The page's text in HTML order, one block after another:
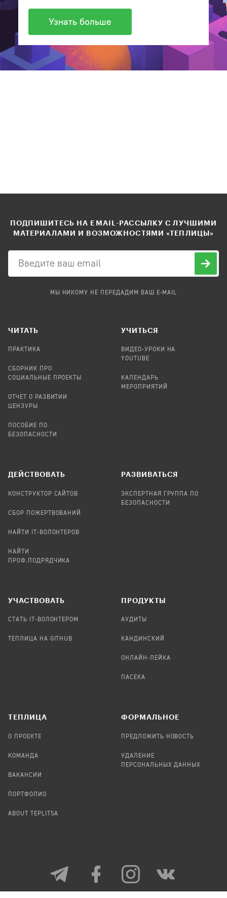
Узнать больше
ПОДПИШИТЕСЬ НА EMAIL-РАССЫЛКУ С ЛУЧШИМИ
МАТЕРИАЛАМИ И ВОЗМОЖНОСТЯМИ «ТЕПЛИЦЫ»
МЫ НИКОМУ НЕ ПЕРЕДАДИМ ВАШ E-MAIL
ЧИТАТЬ
ПРАКТИКА
СБОРНИК ПРО
СОЦИАЛЬНЫЕ ПРОЕКТЫ
ОТЧЕТ О РАЗВИТИИ
ЦЕНЗУРЫ
ПОСОБИЕ ПО
БЕЗОПАСНОСТИ
УЧИТЬСЯ
ВИДЕО-УРОКИ НА
YOUTUBE
КАЛЕНДАРЬ
МЕРОПРИЯТИЙ
ДЕЙСТВОВАТЬ
КОНСТРУКТОР САЙТОВ
СБОР ПОЖЕРТВОВАНИЙ
НАЙТИ IT-ВОЛОНТЕРОВ
НАЙТИ
ПРОФ.ПОДРЯДЧИКА
РАЗВИВАТЬСЯ
ЭКСПЕРТНАЯ ГРУППА ПО
БЕЗОПАСНОСТИ
УЧАСТВОВАТЬ
СТАТЬ IT-ВОЛОНТЕРОМ
ТЕПЛИЦА НА GITHUB
ПРОДУКТЫ
АУДИТЫ
КАНДИНСКИЙ
ОНЛАЙН-ЛЕЙКА
ПАСЕКА
TЕПЛИЦА
О ПРОЕКТЕ
КОМАНДА
ВАКАНСИИ
ПОРТФОЛИО
ABOUT TEPLITSA
ФОРМАЛЬНОЕ
ПРЕДЛОЖИТЬ НОВОСТЬ
УДАЛЕНИЕ
ПЕРСОНАЛЬНЫХ ДАННЫХ